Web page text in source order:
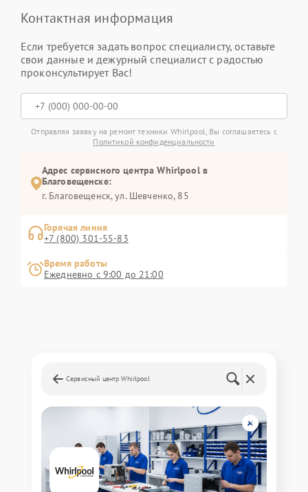
Контактная информация
Если требуется задать вопрос специалисту, оставьте
свои данные и дежурный специалист с радостью
проконсультирует Вас!
Отправляя заявку на ремонт техники Whirlpool, Вы соглашаетесь с
Политикой конфиденциальности
Адрес сервисного центра Whirlpool в
Благовещенске:
г. Благовещенск, ул. Шевченко, 85
Горячая линия
+7 (800) 301-55-83
Время работы
Ежедневно с 9:00 до 21:00
Сервисный центр Whirlpool